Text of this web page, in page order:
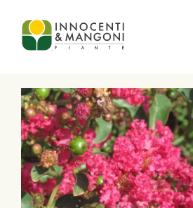
Skip to main content